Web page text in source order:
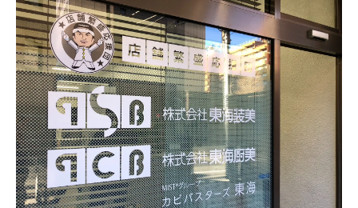
カビが発生したら？ 相談から解決までの流れ
カビを確保、快適な住まいを守るためのポイン
ト
まとめ
よくある質問（FAQ）